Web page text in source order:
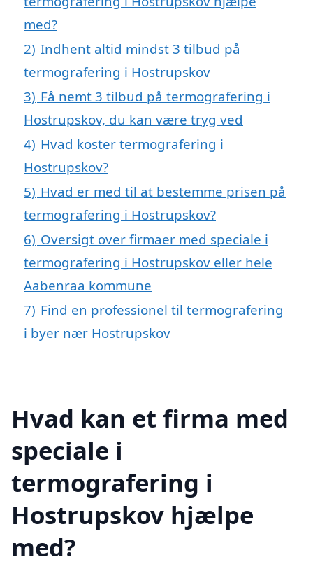
med?
2) Indhent altid mindst 3 tilbud på
termografering i Hostrupskov
3) Få nemt 3 tilbud på termografering i
Hostrupskov, du kan være tryg ved
4) Hvad koster termografering i
Hostrupskov?
5) Hvad er med til at bestemme prisen på
termografering i Hostrupskov?
6) Oversigt over firmaer med speciale i
termografering i Hostrupskov eller hele
Aabenraa kommune
7) Find en professionel til termografering
i byer nær Hostrupskov
Hvad kan et firma med
speciale i
termografering i
Hostrupskov hjælpe
med?